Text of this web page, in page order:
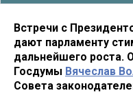
Встречи с
дают парламенту
дальнейшего роста.
Госдумы Вячеслав
Совета